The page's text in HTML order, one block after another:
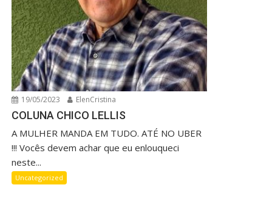
19/05/2023 ElenCristina
COLUNA CHICO LELLIS
A MULHER MANDA EM TUDO. ATÉ NO UBER
!!! Vocês devem achar que eu enlouqueci
neste...
Uncategorized